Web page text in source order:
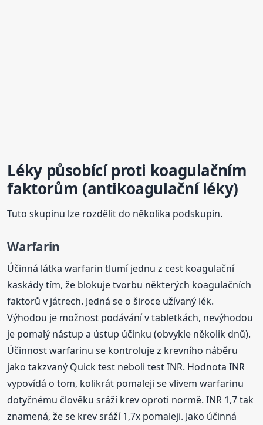
Léky působící proti koagulačním
faktorům (antikoagulační léky)
Tuto skupinu lze rozdělit do několika podskupin.
Warfarin
Účinná látka warfarin tlumí jednu z cest koagulační
kaskády tím, že blokuje tvorbu některých koagulačních
faktorů v játrech. Jedná se o široce užívaný lék.
Výhodou je možnost podávání v tabletkách, nevýhodou
je pomalý nástup a ústup účinku (obvykle několik dnů).
Účinnost warfarinu se kontroluje z krevního náběru
jako takzvaný Quick test neboli test INR. Hodnota INR
vypovídá o tom, kolikrát pomaleji se vlivem warfarinu
dotyčnému člověku sráží krev oproti normě. INR 1,7 tak
znamená, že se krev sráží 1,7x pomaleji. Jako účinná